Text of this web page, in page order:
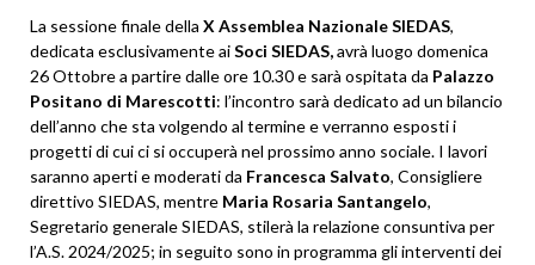
La sessione finale della X Assemblea Nazionale SIEDAS,
dedicata esclusivamente aiSoci SIEDAS,avrà luogo domenica
26 Ottobre a partire dalle ore 10.30 e sarà ospitata da Palazzo
Positano di Marescotti: l’incontro sarà dedicato ad un bilancio
dell’anno che sta volgendo al termine e verranno esposti i
progetti di cui ci si occuperà nel prossimo anno sociale. I lavori
saranno aperti e moderati da Francesca Salvato, Consigliere
direttivo SIEDAS, mentre Maria Rosaria Santangelo,
Segretario generale SIEDAS, stilerà la relazione consuntiva per
l’A.S. 2024/2025; in seguito sono in programma gli interventi dei